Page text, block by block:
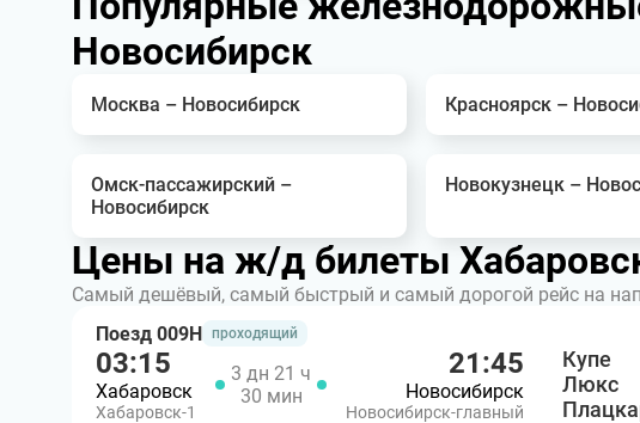
Новосибирск
Москва – Новосибирск Красноярск –
Омск-пассажирский –
Новосибирск
Новокузнецк –
Цены на ж/д билеты
Самый дешёвый, самый быстрый и самый дорогой рейс на
Поезд 009Н проходящий
03:15
Хабаровск
Хабаровск-1
3 дн 21 ч
30 мин
21:45
Новосибирск
Новосибирск-главный
Купе
Люкс